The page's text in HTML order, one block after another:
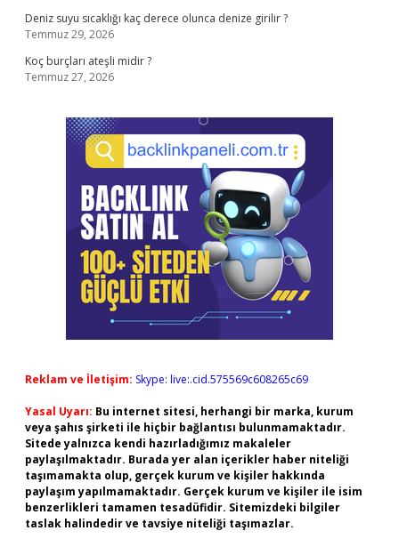
Deniz suyu sıcaklığı kaç derece olunca denize girilir ?
Temmuz 29, 2026
Koç burçları ateşli midir ?
Temmuz 27, 2026
Reklam ve İletişim: Skype: live:.cid.575569c608265c69
Yasal Uyarı: Bu internet sitesi, herhangi bir marka, kurum
veya şahıs şirketi ile hiçbir bağlantısı bulunmamaktadır.
Sitede yalnızca kendi hazırladığımız makaleler
paylaşılmaktadır. Burada yer alan içerikler haber niteliği
taşımamakta olup, gerçek kurum ve kişiler hakkında
paylaşım yapılmamaktadır. Gerçek kurum ve kişiler ile isim
benzerlikleri tamamen tesadüfidir. Sitemizdeki bilgiler
taslak halindedir ve tavsiye niteliği taşımazlar.